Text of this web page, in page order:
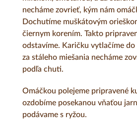
necháme zovrieť, kým nám
Dochutíme muškátovým
čiernym korením. Takto
odstavíme. Karičku vytlačíme do
za stáleho miešania necháme
podľa chuti.
Omáčkou polejeme pripravené
ozdobíme posekanou vňaťou
podávame s ryžou.